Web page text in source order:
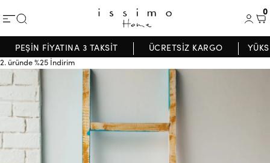
0
PEŞİN FİYATINA 3 TAKSİT ÜCRETSİZ KARGO
2. üründe %25 İndirim